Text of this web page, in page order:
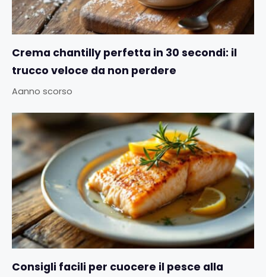
Crema chantilly perfetta in 30 secondi: il
trucco veloce da non perdere
Aanno scorso
Consigli facili per cuocere il pesce alla